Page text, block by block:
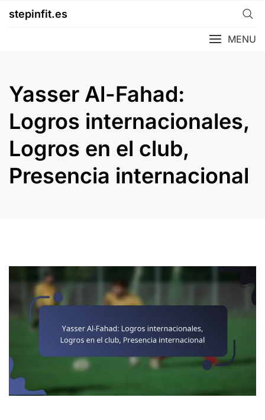
stepinfit.es
MENU
Yasser Al-Fahad:
Logros internacionales,
Logros en el club,
Presencia internacional